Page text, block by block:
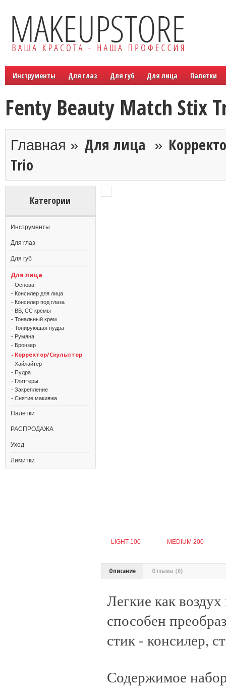
Инструменты Для глаз Для губ Для лица Палетки
Fenty Beauty Match Stix
Главная » Для лица »
Trio
Категории
Инструменты
Для глаз
Для губ
Для лица
- Основа
- Консилер для лица
- Консилер под глаза
- BB, CC кремы
- Тональный крем
- Тонирующая пудра
- Румяна
- Бронзер
- Корректор/Скульптор
- Хайлайтер
- Пудра
- Глиттеры
- Закрепление
- Снятие макияжа
Палетки
РАСПРОДАЖА
Уход
Лимитки
LIGHT 100 MEDIUM 200
Описание Отзывы (0)
Легкие как
способен
стик - консилер,
Содержимое